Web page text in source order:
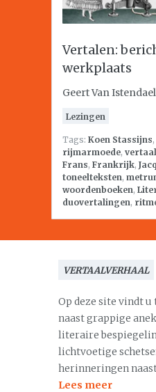
Vertalen:
werkplaats
Geert Van Istendael
Lezingen
Tags: Koen Stassijns,
rijmarmoede,
Frans, Frankrijk,
toneelteksten,
woordenboeken,
duovertalingen,
VERTAALVERHAAL
Op deze site vindt
naast grappige
literaire
lichtvoetige
herinneringen
Lees meer